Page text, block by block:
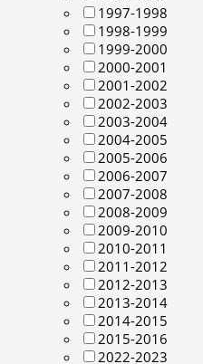
1997-1998
1998-1999
1999-2000
2000-2001
2001-2002
2002-2003
2003-2004
2004-2005
2005-2006
2006-2007
2007-2008
2008-2009
2009-2010
2010-2011
2011-2012
2012-2013
2013-2014
2014-2015
2015-2016
2022-2023